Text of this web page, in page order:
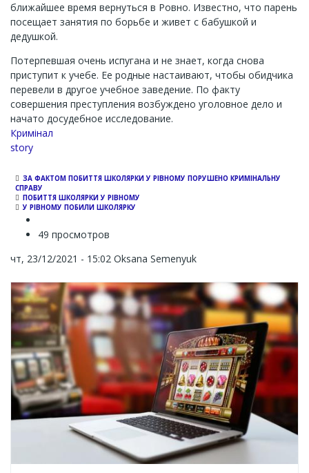
ближайшее время вернуться в Ровно. Известно, что парень
посещает занятия по борьбе и живет с бабушкой и
дедушкой.
Потерпевшая очень испугана и не знает, когда снова
приступит к учебе. Ее родные настаивают, чтобы обидчика
перевели в другое учебное заведение. По факту
совершения преступления возбуждено уголовное дело и
начато досудебное исследование.
Кримінал
story
ЗА ФАКТОМ ПОБИТТЯ ШКОЛЯРКИ У РІВНОМУ ПОРУШЕНО КРИМІНАЛЬНУ
СПРАВУ
ПОБИТТЯ ШКОЛЯРКИ У РІВНОМУ
У РІВНОМУ ПОБИЛИ ШКОЛЯРКУ
49 просмотров
чт, 23/12/2021 - 15:02 Oksana Semenyuk